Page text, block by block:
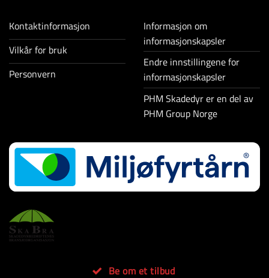
Kontaktinformasjon
Vilkår for bruk
Personvern
Informasjon om
informasjonskapsler
Endre innstillingene for
informasjonskapsler
PHM Skadedyr er en del av
PHM Group Norge
Be om et tilbud